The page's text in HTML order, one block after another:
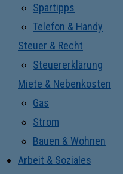
Spartipps
Telefon & Handy
Steuer & Recht
Steuererklärung
Miete & Nebenkosten
Gas
Strom
Bauen & Wohnen
Arbeit & Soziales